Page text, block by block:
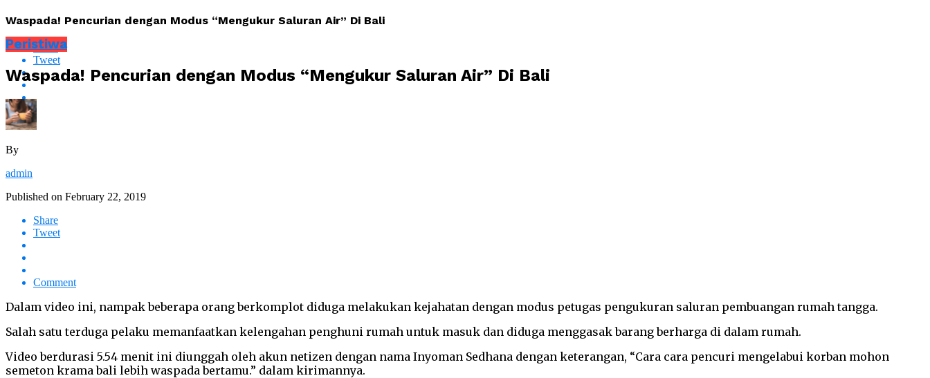
Waspada! Pencurian dengan Modus “Mengukur Saluran Air” Di Bali
Share
Tweet
Peristiwa
Waspada! Pencurian dengan Modus “Mengukur Saluran Air” Di Bali
By
admin
Published on February 22, 2019
Share
Tweet
Comment
Dalam video ini, nampak beberapa orang berkomplot diduga melakukan kejahatan dengan modus petugas pengukuran saluran pembuangan rumah tangga.
Salah satu terduga pelaku memanfaatkan kelengahan penghuni rumah untuk masuk dan diduga menggasak barang berharga di dalam rumah.
Video berdurasi 5.54 menit ini diunggah oleh akun netizen dengan nama Inyoman Sedhana dengan keterangan, “Cara cara pencuri mengelabui korban mohon
semeton krama bali lebih waspada bertamu.” dalam kirimannya.